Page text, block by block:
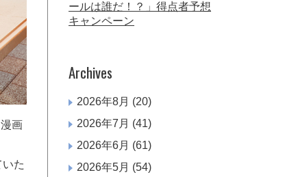
画
た
ールは誰だ！？」得点者予想
キャンペーン
Archives
2026年8月 (20)
2026年7月 (41)
2026年6月 (61)
2026年5月 (54)